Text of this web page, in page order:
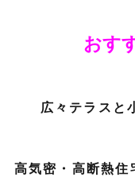
おす
広々テラスと
高気密・高断熱住